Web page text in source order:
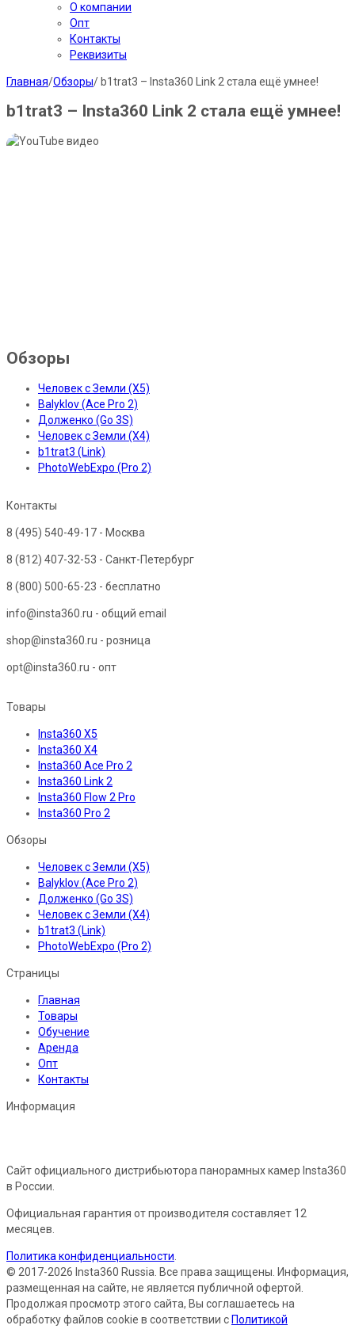
О компании
Опт
Контакты
Реквизиты
Главная/Обзоры/ b1trat3 – Insta360 Link 2 стала ещё умнее!
b1trat3 – Insta360 Link 2 стала ещё умнее!
Обзоры
Человек с Земли (X5)
Balyklov (Ace Pro 2)
Долженко (Go 3S)
Человек с Земли (X4)
b1trat3 (Link)
PhotoWebExpo (Pro 2)
Контакты
8 (495) 540-49-17 - Москва
8 (812) 407-32-53 - Санкт-Петербург
8 (800) 500-65-23 - бесплатно
info@insta360.ru - общий email
shop@insta360.ru - розница
opt@insta360.ru - опт
Товары
Insta360 X5
Insta360 X4
Insta360 Ace Pro 2
Insta360 Link 2
Insta360 Flow 2 Pro
Insta360 Pro 2
Обзоры
Человек с Земли (X5)
Balyklov (Ace Pro 2)
Долженко (Go 3S)
Человек с Земли (X4)
b1trat3 (Link)
PhotoWebExpo (Pro 2)
Страницы
Главная
Товары
Обучение
Аренда
Опт
Контакты
Информация
Сайт официального дистрибьютора панорамных камер Insta360
в России.
Официальная гарантия от производителя составляет 12
месяцев.
Политика конфиденциальности
© 2017-2026 Insta360 Russia. Все права защищены. Информация,
размещенная на сайте, не является публичной офертой.
Продолжая просмотр этого сайта, Вы соглашаетесь на
обработку файлов cookie в соответствии сПолитикой